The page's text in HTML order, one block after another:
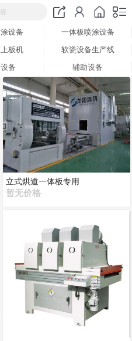
设备
一体板喷涂设备
板机
软瓷设备生产线
备 辅助设备
立式烘道一体板专用
暂无价格